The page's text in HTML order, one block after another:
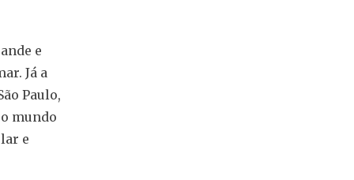
e
Já a
Paulo,
mundo
e